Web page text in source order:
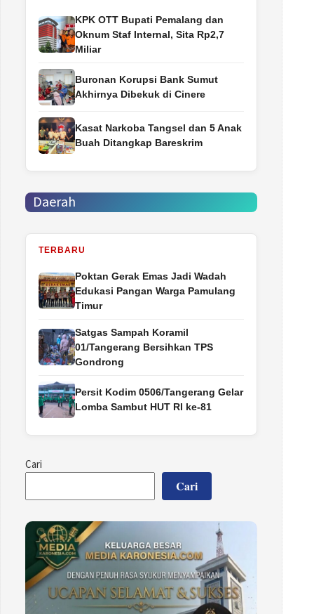
‎KPK OTT Bupati Pemalang dan
Oknum Staf Internal, Sita Rp2,7
Miliar
Buronan Korupsi Bank Sumut
Akhirnya Dibekuk di Cinere
Kasat Narkoba Tangsel dan 5 Anak
Buah Ditangkap Bareskrim
Daerah
TERBARU
Poktan Gerak Emas Jadi Wadah
Edukasi Pangan Warga Pamulang
Timur
Satgas Sampah Koramil
01/Tangerang Bersihkan TPS
Gondrong
Persit Kodim 0506/Tangerang Gelar
Lomba Sambut HUT RI ke-81
Cari
Cari